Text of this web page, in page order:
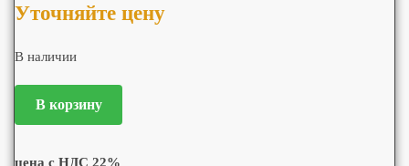
Уточняйте цену
В наличии
В корзину
цена с НДС 22%